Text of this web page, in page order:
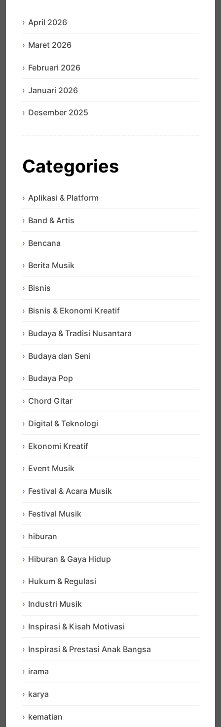
April 2026
Maret 2026
Februari 2026
Januari 2026
Desember 2025
Categories
Aplikasi & Platform
Band & Artis
Bencana
Berita Musik
Bisnis
Bisnis & Ekonomi Kreatif
Budaya & Tradisi Nusantara
Budaya dan Seni
Budaya Pop
Chord Gitar
Digital & Teknologi
Ekonomi Kreatif
Event Musik
Festival & Acara Musik
Festival Musik
hiburan
Hiburan & Gaya Hidup
Hukum & Regulasi
Industri Musik
Inspirasi & Kisah Motivasi
Inspirasi & Prestasi Anak Bangsa
irama
karya
kematian